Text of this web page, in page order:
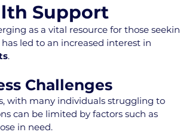
Support
as a vital resource for those seekin
led to an increased interest in
.
Challenges
with many individuals struggling to
can be limited by factors such as
in need.